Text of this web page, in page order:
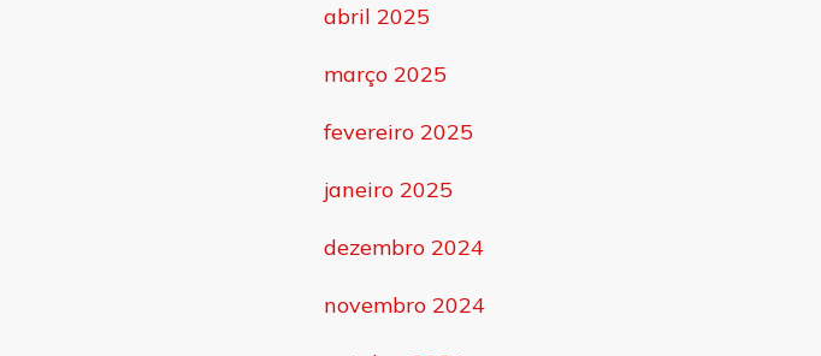
abril 2025
março 2025
fevereiro 2025
janeiro 2025
dezembro 2024
novembro 2024